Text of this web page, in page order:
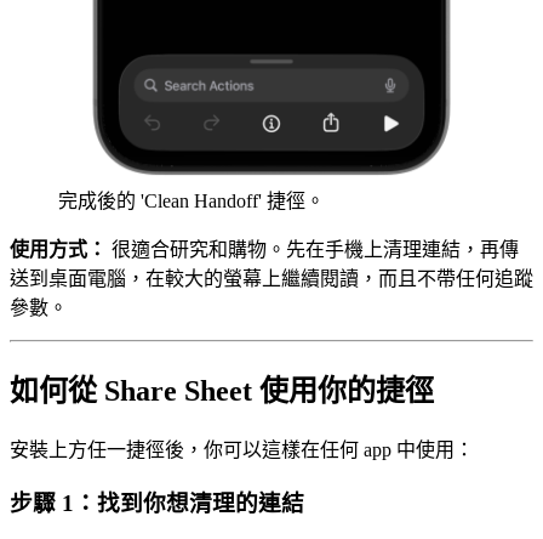
完成後的 'Clean Handoff' 捷徑。
使用方式： 很適合研究和購物。先在手機上清理連結，再傳
送到桌面電腦，在較大的螢幕上繼續閱讀，而且不帶任何追蹤
參數。
如何從 Share Sheet 使用你的捷徑
安裝上方任一捷徑後，你可以這樣在任何 app 中使用：
步驟 1：找到你想清理的連結